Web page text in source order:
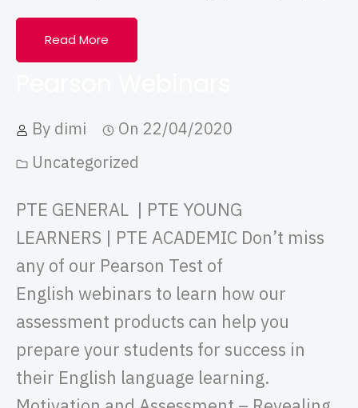
Read More
By dimi On 22/04/2020
Uncategorized
PTE GENERAL | PTE YOUNG
LEARNERS | PTE ACADEMIC Don’t miss
any of our Pearson Test of
English webinars to learn how our
assessment products can help you
prepare your students for success in
their English language learning.